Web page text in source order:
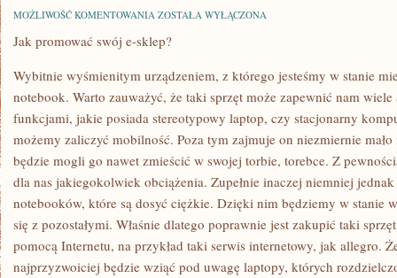
MOŻLIWOŚĆ KOMENTOWANIA W
SPOSÓB
E-
SKLEP?
ZOSTAŁA WYŁĄCZONA
Jak promować swój e-sklep?
Wybitnie wyśmienitym urządzeniem, z którego jesteśmy w stanie
notebook. Warto zauważyć, że taki sprzęt może zapewnić nam
funkcjami, jakie posiada stereotypowy laptop, czy stacjonarny
możemy zaliczyć mobilność. Poza tym zajmuje on niezmiernie
będzie mogli go nawet zmieścić w swojej torbie, torebce. Z
dla nas jakiegokolwiek obciążenia. Zupełnie inaczej niemniej
notebooków, które są dosyć ciężkie. Dzięki nim będziemy w stanie
się z pozostałymi. Właśnie dlatego poprawnie jest zakupić taki
pomocą Internetu, na przykład taki serwis internetowy, jak allegro.
najprzyzwoiciej będzie wziąć pod uwagę laptopy, których